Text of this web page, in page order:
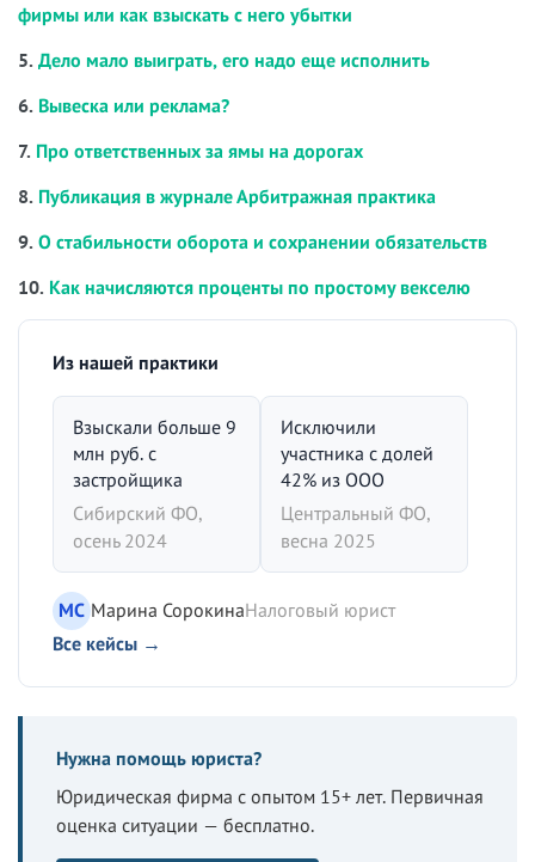
фирмы или как взыскать с него убытки
5. Дело мало выиграть, его надо еще исполнить
6. Вывеска или реклама?
7. Про ответственных за ямы на дорогах
8. Публикация в журнале Арбитражная практика
9. О стабильности оборота и сохранении обязательств
10. Как начисляются проценты по простому векселю
Из нашей практики
Взыскали больше 9
млн руб. с
застройщика
Сибирский ФО,
осень 2024
Исключили
участника с долей
42% из ООО
Центральный ФО,
весна 2025
МС Марина СорокинаНалоговый юрист
Все кейсы →
Нужна помощь юриста?
Юридическая фирма с опытом 15+ лет. Первичная
оценка ситуации — бесплатно.